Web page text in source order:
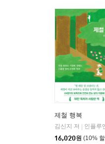
제철 행복
김신지 저
인플루
16,020원 (10%